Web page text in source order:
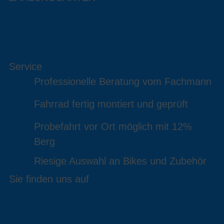
Service
Professionelle Beratung vom Fachmann
Fahrrad fertig montiert und geprüft
Probefahrt vor Ort möglich mit 12%
Berg
Riesige Auswahl an Bikes und Zubehör
Sie finden uns auf